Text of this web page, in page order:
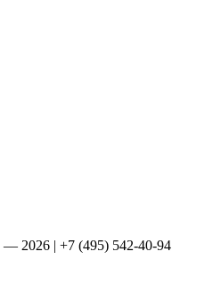
| +7 (495) 542-40-94